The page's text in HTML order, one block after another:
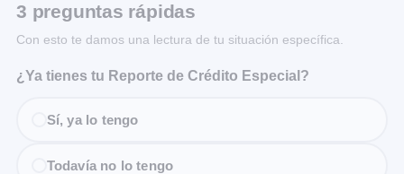
3 preguntas rápidas
Con esto te damos una lectura de tu situación específica.
¿Ya tienes tu Reporte de Crédito Especial?
Sí, ya lo tengo
Todavía no lo tengo